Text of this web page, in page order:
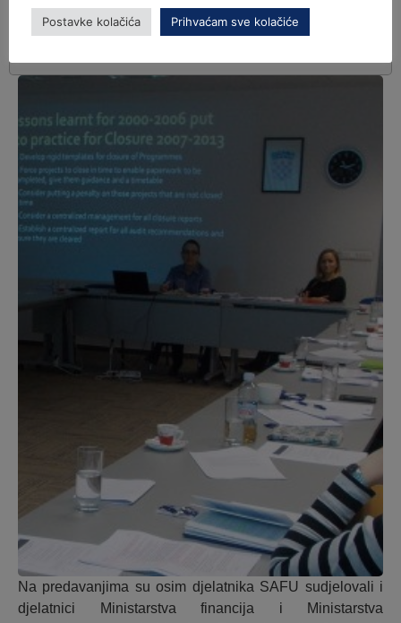
Na predavanjima su osim djelatnika SAFU sudjelovali i
djelatnici Ministarstva financija i Ministarstva
Postavke kolačića Prihvaćam sve kolačiće